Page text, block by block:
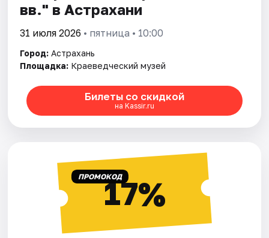
вв." в Астрахани
31 июля 2026 • пятница • 10:00
Город: Астрахань
Площадка: Краеведческий музей
Билеты со скидкой
на Kassir.ru
ПРОМОКОД17%